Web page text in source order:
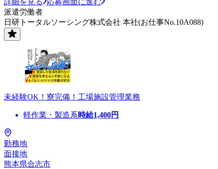
派遣労働者
日研トータルソーシング株式会社 本社(お仕事No.10A088)
未経験OK！寮完備！工場施設管理業務
軽作業・製造系時給1,400円
勤務地
面接地
熊本県合志市